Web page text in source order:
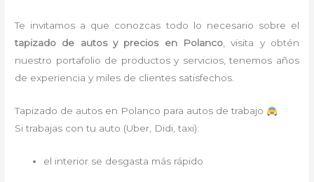
Te invitamos a que conozcas todo lo necesario sobre el
tapizado de autos y precios en Polanco, visita y obtén
nuestro portafolio de productos y servicios, tenemos años
de experiencia y miles de clientes satisfechos.
Tapizado de autos en Polanco para autos de trabajo
Si trabajas con tu auto (Uber, Didi, taxi):
el interior se desgasta más rápido